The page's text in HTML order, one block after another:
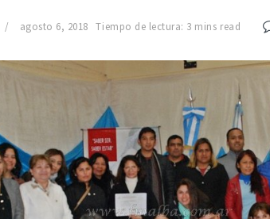
agosto 6, 2018 Tiempo de lectura: 3 mins read